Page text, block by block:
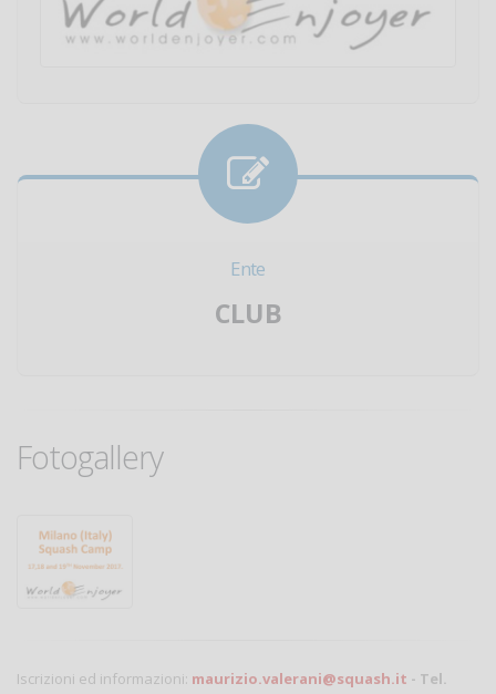
Ente
CLUB
Fotogallery
Iscrizioni ed informazioni: maurizio.valerani@squash.it - Tel.